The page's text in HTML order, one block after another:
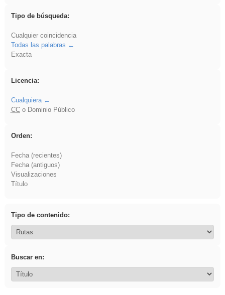
Tipo de búsqueda:
Cualquier coincidencia
Todas las palabras
Exacta
Licencia:
Cualquiera
CCo Dominio Público
Orden:
Fecha (recientes)
Fecha (antiguos)
Visualizaciones
Título
Tipo de contenido:
Buscar en: